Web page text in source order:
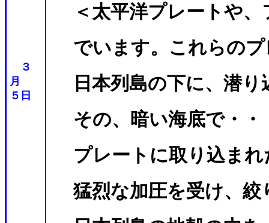
３
月
５日
＜太平洋プレートや
でいます。これらの
日本列島の下に、潜
その、暗い海底で・・
プレートに取り込ま
猛烈な加圧を受け、